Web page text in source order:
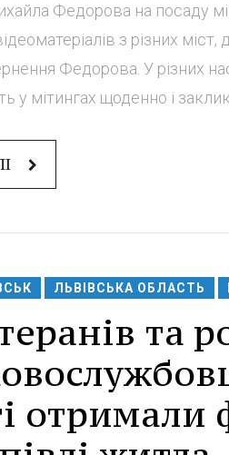
Федорова на посаду
з різних
Федорова. У різних
у мітингах щоденно і
ЛЬВІВСЬКА ОБЛАСТЬ
та
отримали